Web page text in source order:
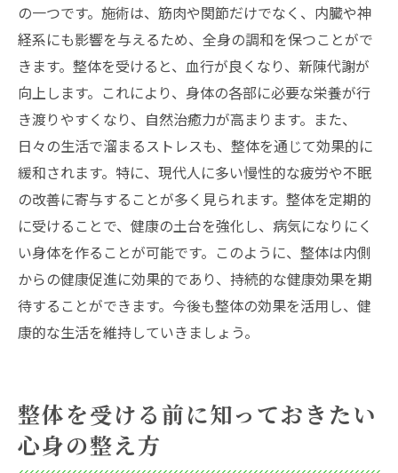
の一つです。施術は、筋肉や関節だけでなく、内臓や神
経系にも影響を与えるため、全身の調和を保つことがで
きます。整体を受けると、血行が良くなり、新陳代謝が
向上します。これにより、身体の各部に必要な栄養が行
き渡りやすくなり、自然治癒力が高まります。また、
日々の生活で溜まるストレスも、整体を通じて効果的に
緩和されます。特に、現代人に多い慢性的な疲労や不眠
の改善に寄与することが多く見られます。整体を定期的
に受けることで、健康の土台を強化し、病気になりにく
い身体を作ることが可能です。このように、整体は内側
からの健康促進に効果的であり、持続的な健康効果を期
待することができます。今後も整体の効果を活用し、健
康的な生活を維持していきましょう。
整体を受ける前に知っておきたい
心身の整え方